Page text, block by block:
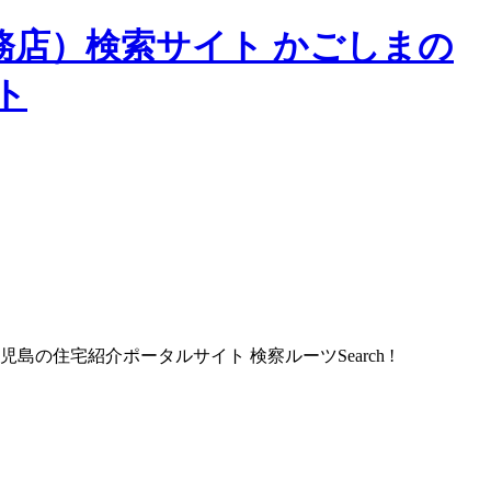
店）検索サイト かごしまの
Search !